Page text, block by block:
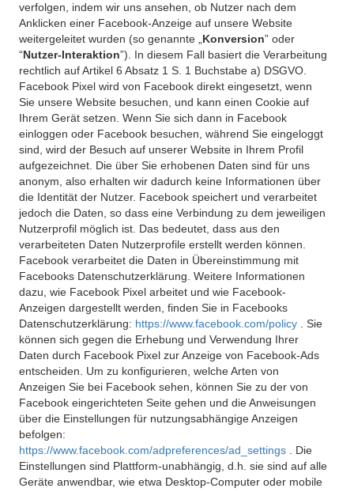
verfolgen, indem wir uns ansehen, ob Nutzer nach dem
Anklicken einer Facebook-Anzeige auf unsere Website
weitergeleitet wurden (so genannte „ Konversion” oder
“Nutzer-Interaktion”). In diesem Fall basiert die Verarbeitung
rechtlich auf Artikel 6 Absatz 1 S. 1 Buchstabe a) DSGVO.
Facebook Pixel wird von Facebook direkt eingesetzt, wenn
Sie unsere Website besuchen, und kann einen Cookie auf
Ihrem Gerät setzen. Wenn Sie sich dann in Facebook
einloggen oder Facebook besuchen, während Sie eingeloggt
sind, wird der Besuch auf unserer Website in Ihrem Profil
aufgezeichnet. Die über Sie erhobenen Daten sind für uns
anonym, also erhalten wir dadurch keine Informationen über
die Identität der Nutzer. Facebook speichert und verarbeitet
jedoch die Daten, so dass eine Verbindung zu dem jeweiligen
Nutzerprofil möglich ist. Das bedeutet, dass aus den
verarbeiteten Daten Nutzerprofile erstellt werden können.
Facebook verarbeitet die Daten in Übereinstimmung mit
Facebooks Datenschutzerklärung. Weitere Informationen
dazu, wie Facebook Pixel arbeitet und wie Facebook-
Anzeigen dargestellt werden, finden Sie in Facebooks
Datenschutzerklärung: https://www.facebook.com/policy
. Sie
können sich gegen die Erhebung und Verwendung Ihrer
Daten durch Facebook Pixel zur Anzeige von Facebook-Ads
entscheiden. Um zu konfigurieren, welche Arten von
Anzeigen Sie bei Facebook sehen, können Sie zu der von
Facebook eingerichteten Seite gehen und die Anweisungen
über die Einstellungen für nutzungsabhängige Anzeigen
befolgen:
https://www.facebook.com/adpreferences/ad_settings
. Die
Einstellungen sind Plattform-unabhängig, d.h. sie sind auf alle
Geräte anwendbar, wie etwa Desktop-Computer oder mobile